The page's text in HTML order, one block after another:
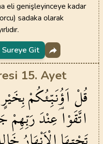
eli genişleyinceye kadar
sadaka olarak
Sureye Git
15. Ayet
قُلْ اَؤُ۬نَبِّئُكُمْبِخَيْرٍ
اتَّقَوْاعِنْدَرَبِّهِمْ